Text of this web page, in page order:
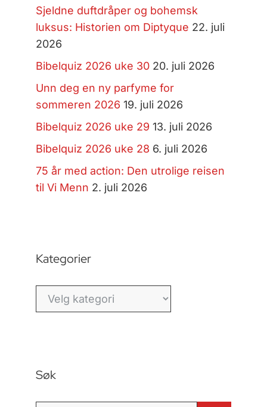
Sjeldne duftdråper og bohemsk
luksus: Historien om Diptyque 22. juli
2026
Bibelquiz 2026 uke 30 20. juli 2026
Unn deg en ny parfyme for
sommeren 2026 19. juli 2026
Bibelquiz 2026 uke 29 13. juli 2026
Bibelquiz 2026 uke 28 6. juli 2026
75 år med action: Den utrolige reisen
til Vi Menn 2. juli 2026
Kategorier
Kategorier
Søk